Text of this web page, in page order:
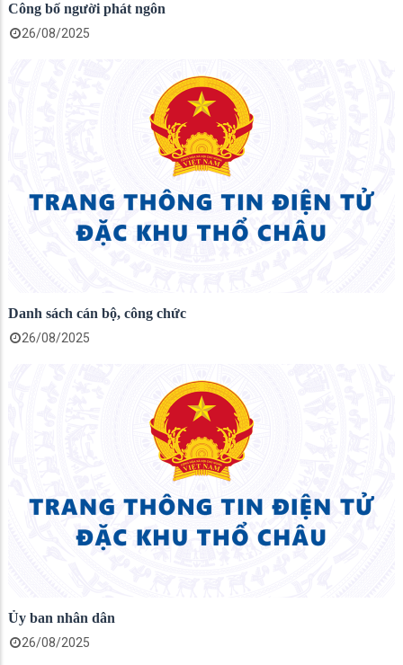
Công bố người phát ngôn
26/08/2025
Danh sách cán bộ, công chức
26/08/2025
Ủy ban nhân dân
26/08/2025